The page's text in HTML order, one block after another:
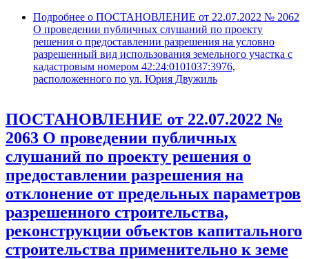
Подробнее о ПОСТАНОВЛЕНИЕ от 22.07.2022 № 2062
О проведении публичных слушаний по проекту
решения о предоставлении разрешения на условно
разрешенный вид использования земельного участка с
кадастровым номером 42:24:0101037:3976,
расположенного по ул. Юрия Двужиль
ПОСТАНОВЛЕНИЕ от 22.07.2022 №
2063 О проведении публичных
слушаний по проекту решения о
предоставлении разрешения на
отклонение от предельных параметров
разрешенного строительства,
реконструкции объектов капитального
строительства применительно к земе